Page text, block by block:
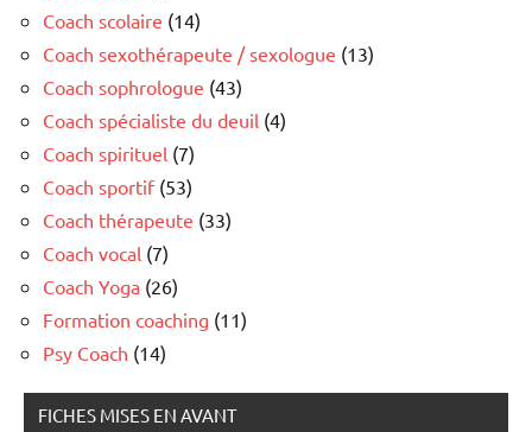
Coach scolaire (14)
Coach sexothérapeute / sexologue (13)
Coach sophrologue (43)
Coach spécialiste du deuil (4)
Coach spirituel (7)
Coach sportif(53)
Coach thérapeute (33)
Coach vocal (7)
Coach Yoga (26)
Formation coaching (11)
Psy Coach (14)
FICHES MISES EN AVANT